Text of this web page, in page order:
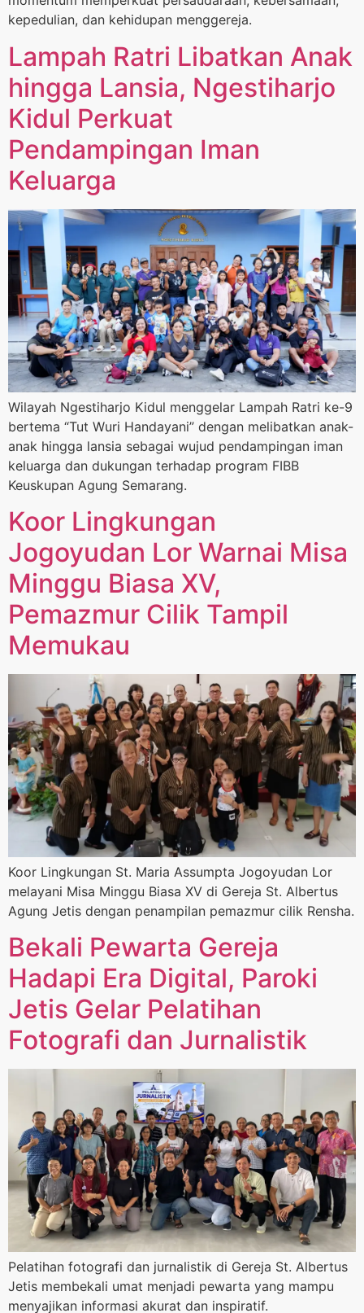
kepedulian, dan kehidupan menggereja.
Lampah Ratri Libatkan Anak
hingga Lansia, Ngestiharjo
Kidul Perkuat
Pendampingan Iman
Keluarga
Wilayah Ngestiharjo Kidul menggelar Lampah Ratri ke-9
bertema “Tut Wuri Handayani” dengan melibatkan anak-
anak hingga lansia sebagai wujud pendampingan iman
keluarga dan dukungan terhadap program FIBB
Keuskupan Agung Semarang.
Koor Lingkungan
Jogoyudan Lor Warnai Misa
Minggu Biasa XV,
Pemazmur Cilik Tampil
Memukau
Koor Lingkungan St. Maria Assumpta Jogoyudan Lor
melayani Misa Minggu Biasa XV di Gereja St. Albertus
Agung Jetis dengan penampilan pemazmur cilik Rensha.
Bekali Pewarta Gereja
Hadapi Era Digital, Paroki
Jetis Gelar Pelatihan
Fotografi dan Jurnalistik
Pelatihan fotografi dan jurnalistik di Gereja St. Albertus
Jetis membekali umat menjadi pewarta yang mampu
menyajikan informasi akurat dan inspiratif.